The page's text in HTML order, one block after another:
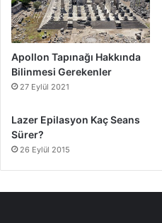
Apollon Tapınağı Hakkında
Bilinmesi Gerekenler
27 Eylül 2021
Lazer Epilasyon Kaç Seans
Sürer?
26 Eylül 2015